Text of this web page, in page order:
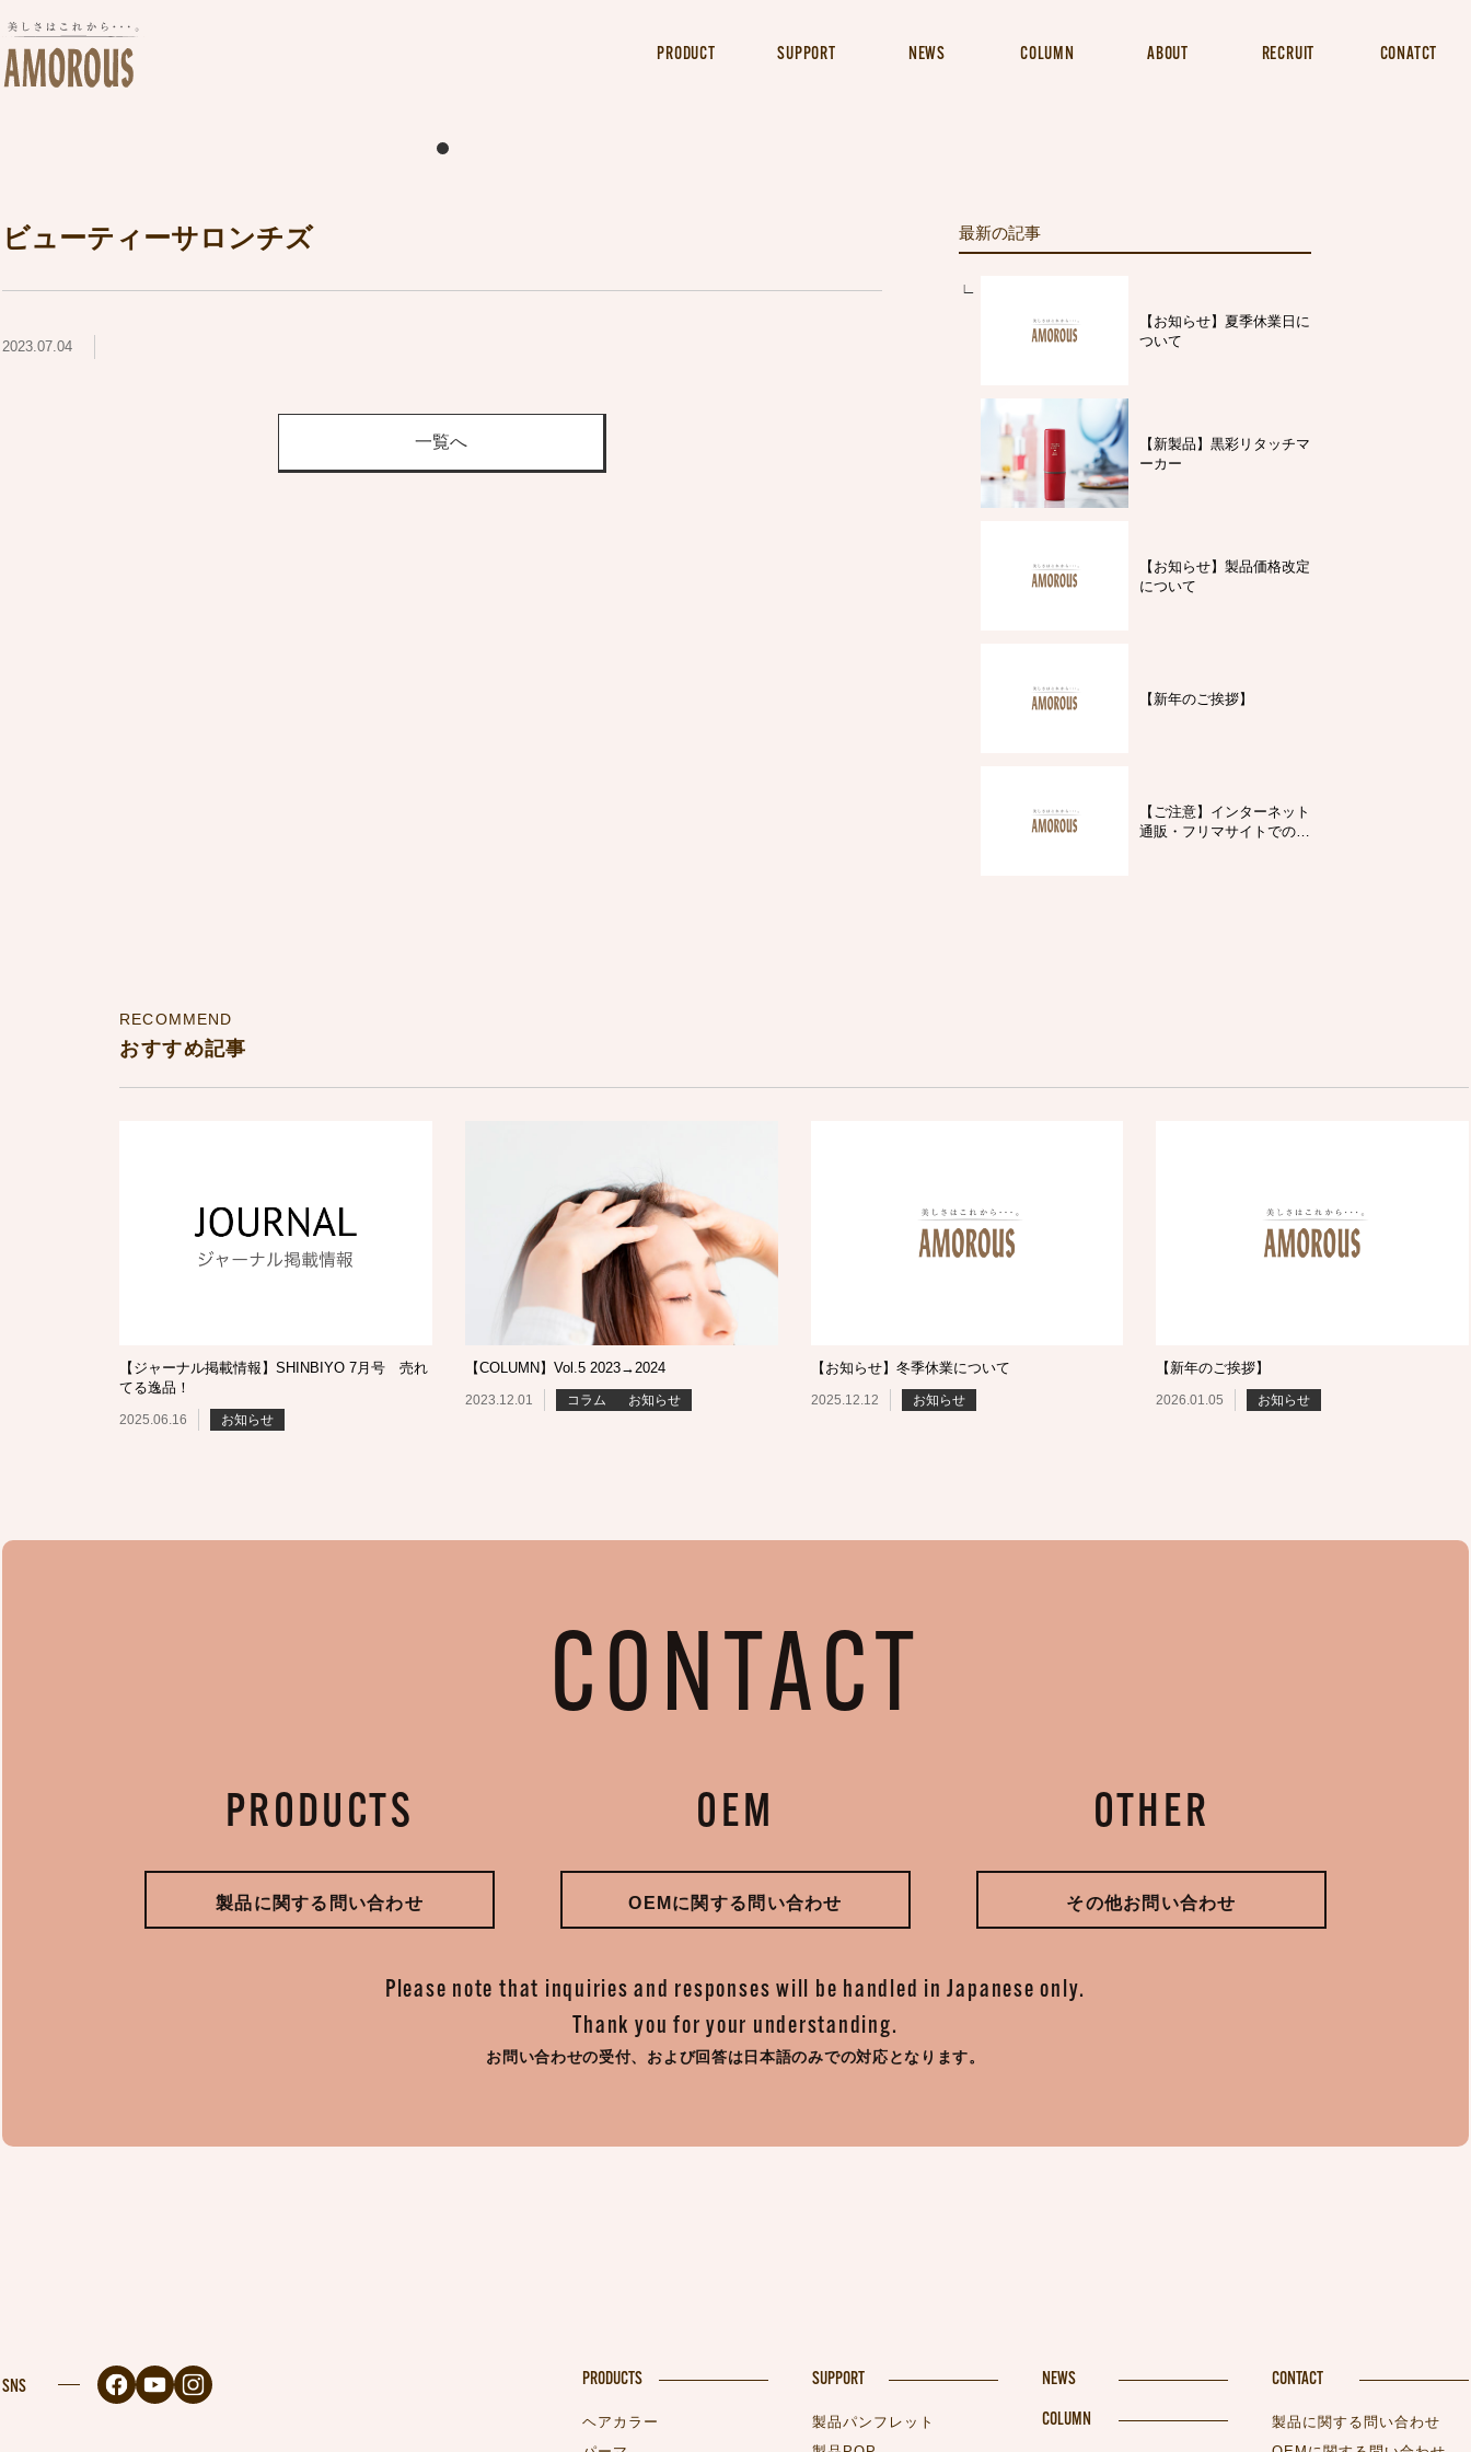
PRODUCT SUPPORT NEWS COLUMN ABOUT RECRUIT CONATCT
ビューティーサロンチズ
2023.07.04
一覧へ
最新の記事
【お知らせ】夏季休業日に
ついて
【新製品】黒彩リタッチマ
ーカー
【お知らせ】製品価格改定
について
【新年のご挨拶】
【ご注意】インターネット
通販・フリマサイトでの製
RECOMMEND
おすすめ記事
【ジャーナル掲載情報】SHINBIYO 7月号 売れ
てる逸品！
2025.06.16 お知らせ
【COLUMN】Vol.5 2023→2024
2023.12.01 コラム お知らせ
【お知らせ】冬季休業について
2025.12.12 お知らせ
【新年のご挨拶】
2026.01.05 お知らせ
CONTACT
PRODUCTS
製品に関する問い合わせ
OEM
OEMに関する問い合わせ
OTHER
その他お問い合わせ
Please note that inquiries and responses will be handled in Japanese only.
Thank you for your understanding.
お問い合わせの受付、 および回答は日本語のみでの対応となります。
SNS PRODUCTS
ヘアカラー
SUPPORT
製品パンフレット
NEWS
COLUMN
CONTACT
製品に関する問い合わせ